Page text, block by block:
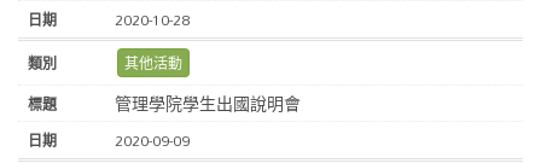
2020-10-28
其他活動
管理學院學生出國說明會
2020-09-09